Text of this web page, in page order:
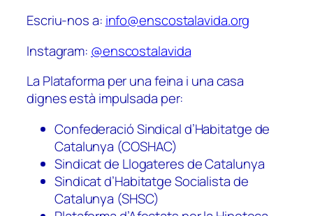
Escriu-nos a: info@enscostalavida.org
Instagram: @enscostalavida
La Plataforma per una feina i una casa
dignes està impulsada per:
Confederació Sindical d’Habitatge de
Catalunya (COSHAC)
Sindicat de Llogateres de Catalunya
Sindicat d’Habitatge Socialista de
Catalunya (SHSC)